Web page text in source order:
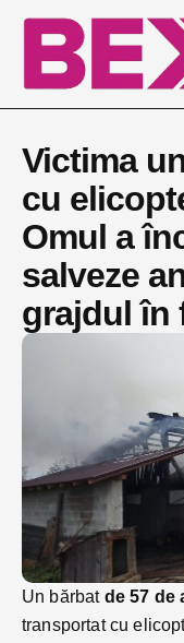
Victima
cu
Omul a
salveze
grajdul în
Un bărbatde 57 de
transportat cu